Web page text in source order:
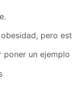
pero
un ejemplo